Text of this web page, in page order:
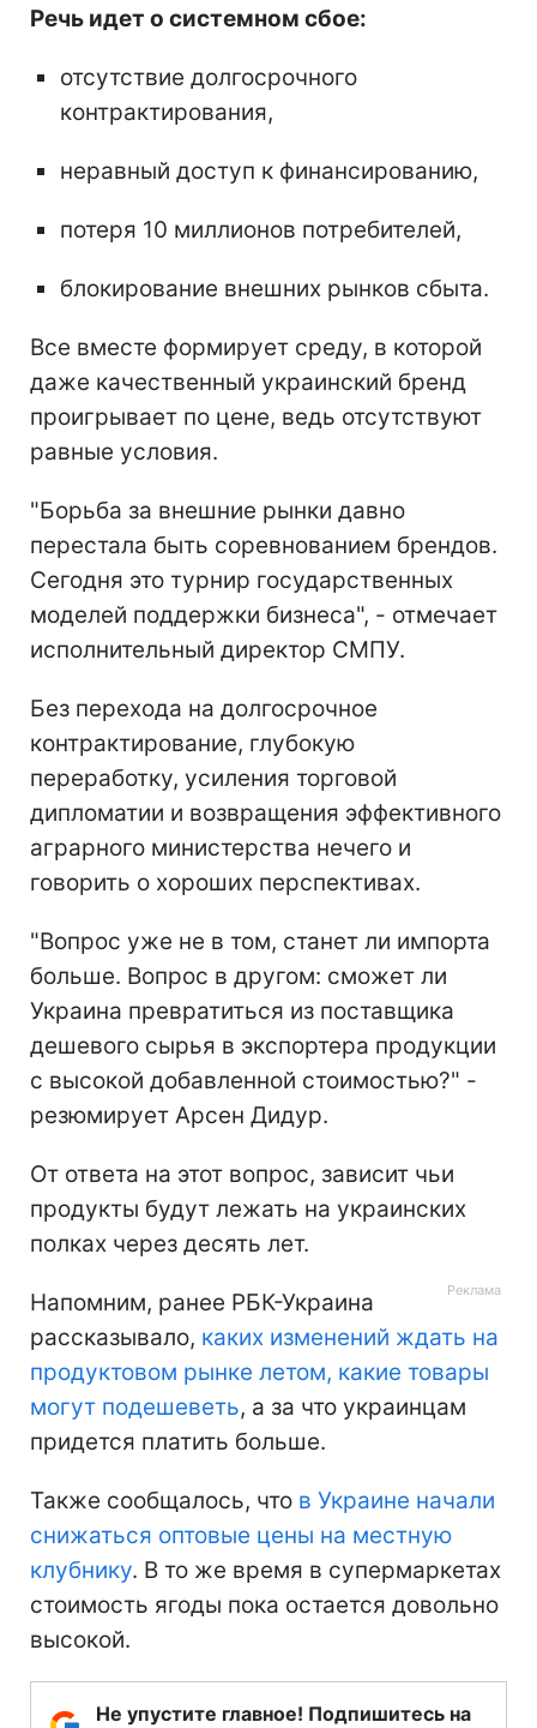
Речь идет о системном сбое:
отсутствие долгосрочного
контрактирования,
неравный доступ к финансированию,
потеря 10 миллионов потребителей,
блокирование внешних рынков сбыта.
Все вместе формирует среду, в которой
даже качественный украинский бренд
проигрывает по цене, ведь отсутствуют
равные условия.
"Борьба за внешние рынки давно
перестала быть соревнованием брендов.
Сегодня это турнир государственных
моделей поддержки бизнеса", - отмечает
исполнительный директор СМПУ.
Без перехода на долгосрочное
контрактирование, глубокую
переработку, усиления торговой
дипломатии и возвращения эффективного
аграрного министерства нечего и
говорить о хороших перспективах.
"Вопрос уже не в том, станет ли импорта
больше. Вопрос в другом: сможет ли
Украина превратиться из поставщика
дешевого сырья в экспортера продукции
с высокой добавленной стоимостью?" -
резюмирует Арсен Дидур.
От ответа на этот вопрос, зависит чьи
продукты будут лежать на украинских
полках через десять лет.
Напомним, ранее РБК-Украина
рассказывало, каких изменений ждать на
продуктовом рынке летом, какие товары
могут подешеветь, а за что украинцам
придется платить больше.
Также сообщалось, что в Украине начали
снижаться оптовые цены на местную
клубнику. В то же время в супермаркетах
стоимость ягоды пока остается довольно
высокой.
Не упустите главное! Подпишитесь на